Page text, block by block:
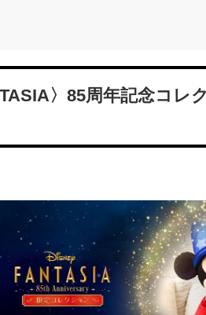
〉85周年記念コレ